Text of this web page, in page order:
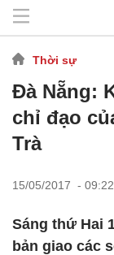
Thời sự
Đà Nẵng:
chỉ đạo
Trà
15/05/2017 - 09:22
Sáng thứ Hai
bản giao các